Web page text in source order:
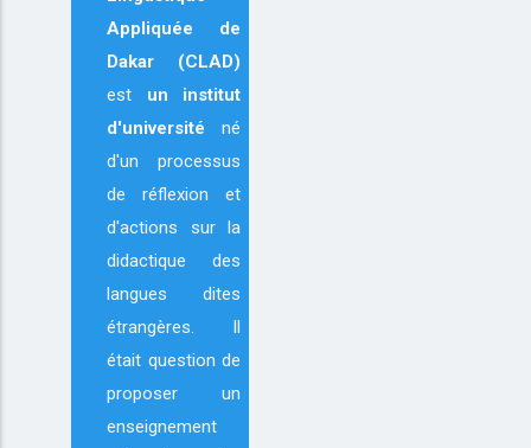
Appliquée de
Dakar (CLAD)
est un institut
d'université né
d'un processus
de réflexion et
d'actions sur la
didactique des
langues dites
étrangères. Il
était question de
proposer un
enseignement